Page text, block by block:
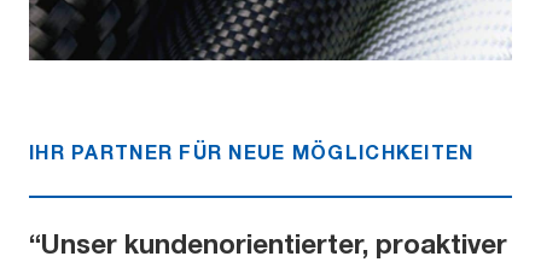
IHR PARTNER FÜR NEUE MÖGLICHKEITEN
“Unser kundenorientierter, proaktiver